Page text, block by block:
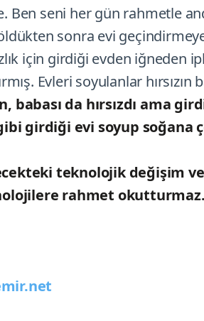
Ben seni her gün rahmetle
sonra evi
için girdiği evden iğneden
Evleri soyulanlar
babası da hırsızdı ama
girdiği evi soyup soğana
teknolojik değişim
rahmet